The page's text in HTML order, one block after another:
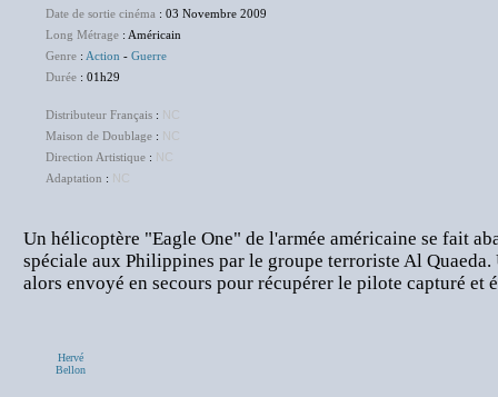
Date de sortie cinéma : 03 Novembre 2009
Long Métrage : Américain
Genre : Action - Guerre
Durée : 01h29
Distributeur Français : NC
Maison de Doublage : NC
Direction Artistique : NC
Adaptation : NC
Un hélicoptère "Eagle One" de l'armée américaine se fait
spéciale aux Philippines par le groupe terroriste Al
alors envoyé en secours pour récupérer le pilote capturé et
Hervé
Bellon